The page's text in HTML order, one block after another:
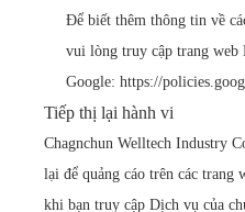
Để biết thêm thông tin về
vui lòng truy cập trang
Google: https://
Tiếp thị lại hành vi
Chagnchun Welltech Industry
lại để quảng cáo trên các trang
khi bạn truy cập Dịch vụ của